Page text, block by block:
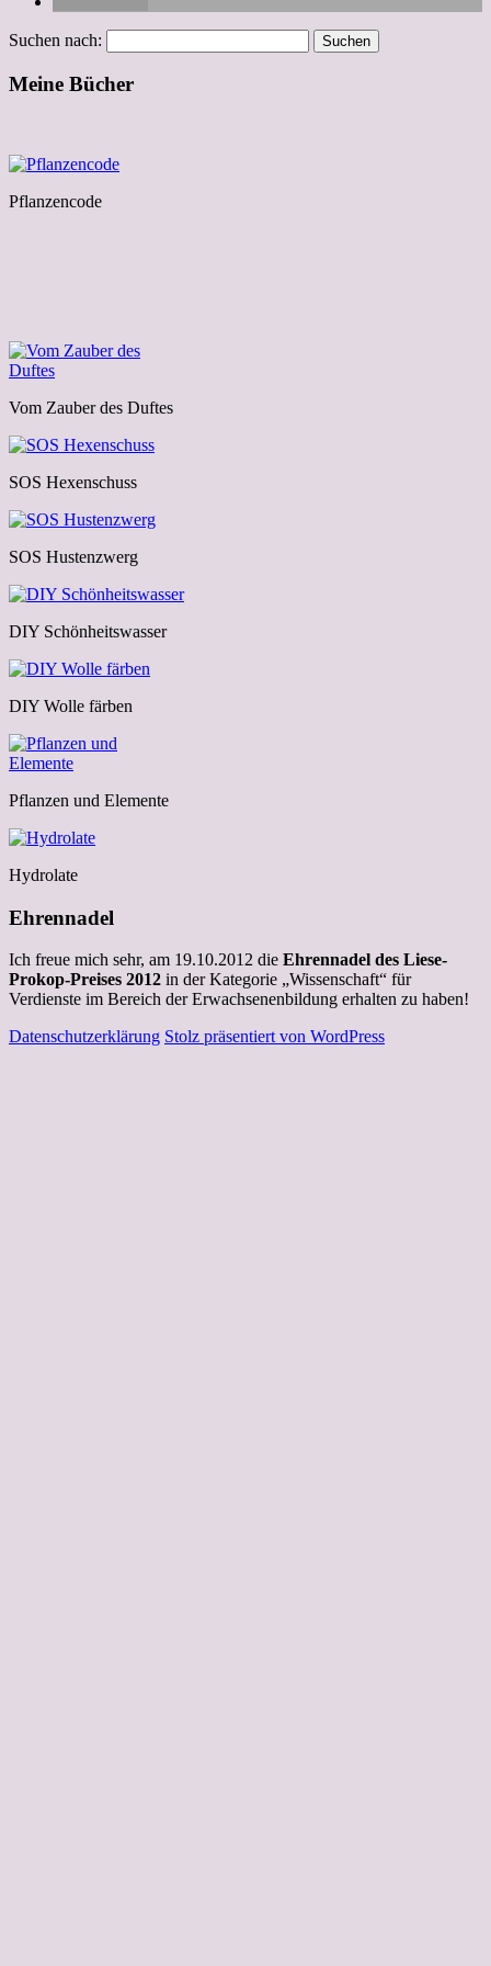
Suchen nach:
Meine Bücher
Pflanzencode
Vom Zauber des Duftes
SOS Hexenschuss
SOS Hustenzwerg
DIY Schönheitswasser
DIY Wolle färben
Pflanzen und Elemente
Hydrolate
Ehrennadel
Ich freue mich sehr, am 19.10.2012 die Ehrennadel des Liese-
Prokop-Preises 2012 in der Kategorie „Wissenschaft“ für
Verdienste im Bereich der Erwachsenenbildung erhalten zu haben!
Datenschutzerklärung Stolz präsentiert von WordPress